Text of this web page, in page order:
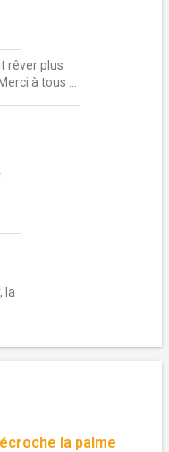
rêver plus
à tous …
la
la palme